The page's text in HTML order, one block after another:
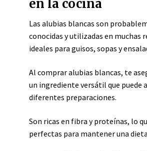
en la cocina
Las alubias blancas son
conocidas y utilizadas en muchas
ideales para guisos, sopas y
Al comprar alubias blancas, te
un ingrediente versátil que puede
diferentes preparaciones.
Son ricas en fibra y proteínas, lo
perfectas para mantener una